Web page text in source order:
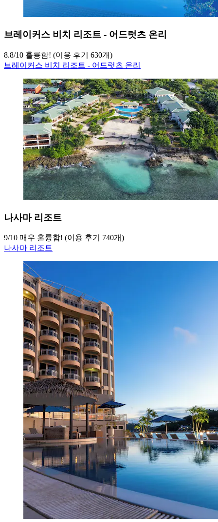
브레이커스 비치 리조트 - 어드럿츠 온리
8.8/10 훌륭함! (이용 후기 630개)
브레이커스 비치 리조트 - 어드럿츠 온리
나사마 리조트
9/10 매우 훌륭함! (이용 후기 740개)
나사마 리조트